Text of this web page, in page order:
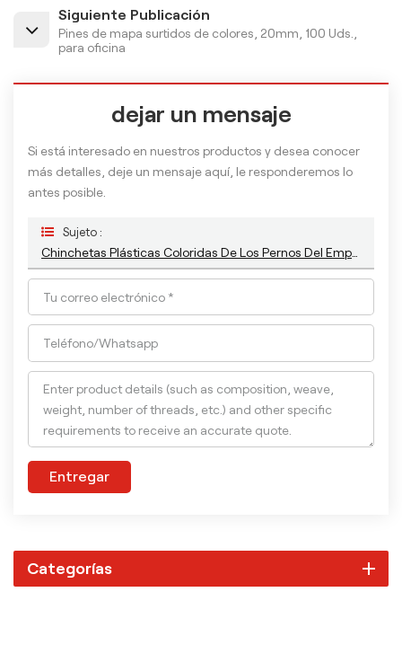
Siguiente Publicación
Pines de mapa surtidos de colores, 20mm, 100 Uds.,
para oficina
dejar un mensaje
Si está interesado en nuestros productos y desea conocer
más detalles, deje un mensaje aquí, le responderemos lo
antes posible.
Sujeto :
Entregar
Categorías